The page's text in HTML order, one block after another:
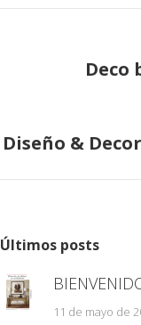
entreDeco
Diseño &
Últimos posts
11 de mayo de